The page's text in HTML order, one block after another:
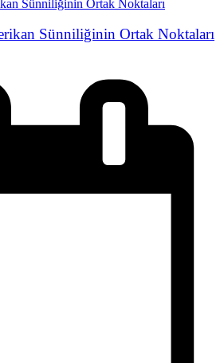
Sünniliğinin Ortak Noktaları